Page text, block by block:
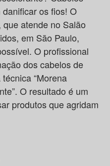
os fios! O
atende no Salão
em São Paulo,
O profissional
dos cabelos de
“Morena
O resultado é um
produtos que agridam